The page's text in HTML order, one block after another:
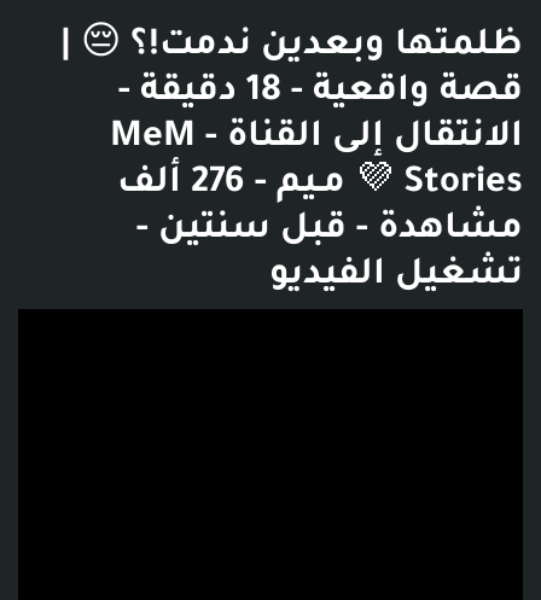
ظلمتها وبعدين ندمت!؟ 😔 |
قصة واقعية - 18 دقيقة -
الانتقال إلى القناة - MeM
Stories 💜 مـيم - 276 ألف
مشاهدة - قبل سنتين -
تشغيل الفيديو